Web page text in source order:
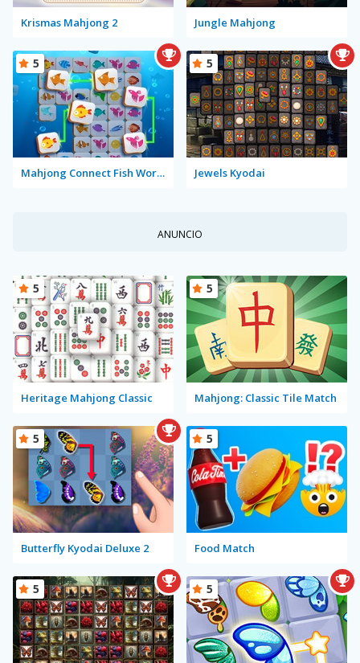
Krismas Mahjong 2 Jungle Mahjong
Mahjong Connect Fish World
5
Jewels Kyodai
5
ANUNCIO
Heritage Mahjong Classic
5
Mahjong: Classic Tile Match
5
Butterfly Kyodai Deluxe 2
5
Food Match
5
5 5